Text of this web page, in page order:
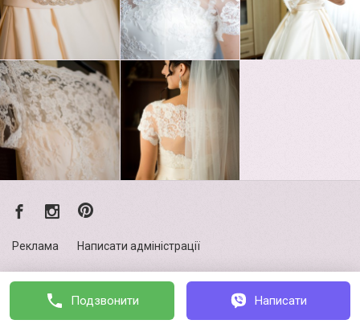
Подзвонити Написати
Реклама Написати адміністрації